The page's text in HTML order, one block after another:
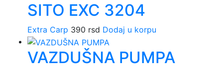
SITO EXC 3204
Extra Carp 390 rsd Dodaj u korpu
VAZDUŠNA PUMPA